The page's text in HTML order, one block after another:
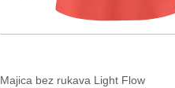
Majica bez rukava Light Flow